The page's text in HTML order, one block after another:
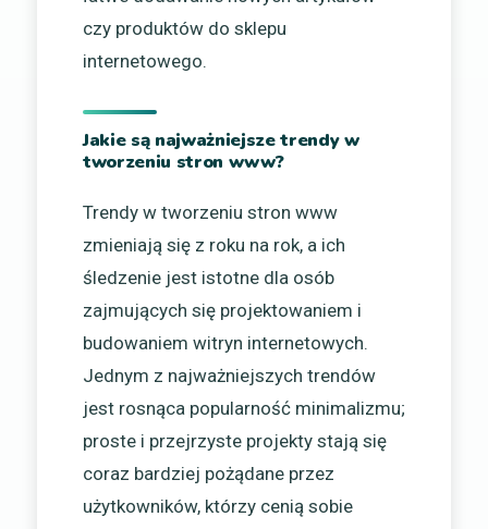
czy produktów do sklepu
internetowego.
Jakie są najważniejsze trendy w
tworzeniu stron www?
Trendy w tworzeniu stron www
zmieniają się z roku na rok, a ich
śledzenie jest istotne dla osób
zajmujących się projektowaniem i
budowaniem witryn internetowych.
Jednym z najważniejszych trendów
jest rosnąca popularność minimalizmu;
proste i przejrzyste projekty stają się
coraz bardziej pożądane przez
użytkowników, którzy cenią sobie